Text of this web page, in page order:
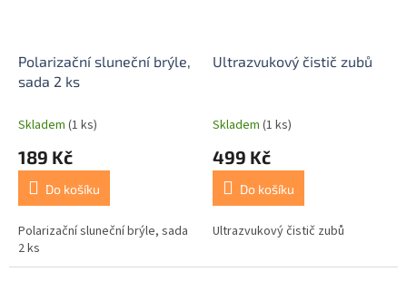
Polarizační sluneční brýle,
sada 2 ks
Skladem (1 ks)
189 Kč
Do košíku
Polarizační sluneční brýle, sada
2 ks
Ultrazvukový čistič zubů
Skladem (1 ks)
499 Kč
Do košíku
Ultrazvukový čistič zubů